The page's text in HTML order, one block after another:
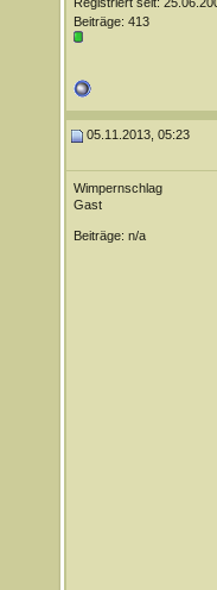
Beiträge: 413
05.11.2013, 05:23
Wimpernschlag
Gast
Beiträge: n/a